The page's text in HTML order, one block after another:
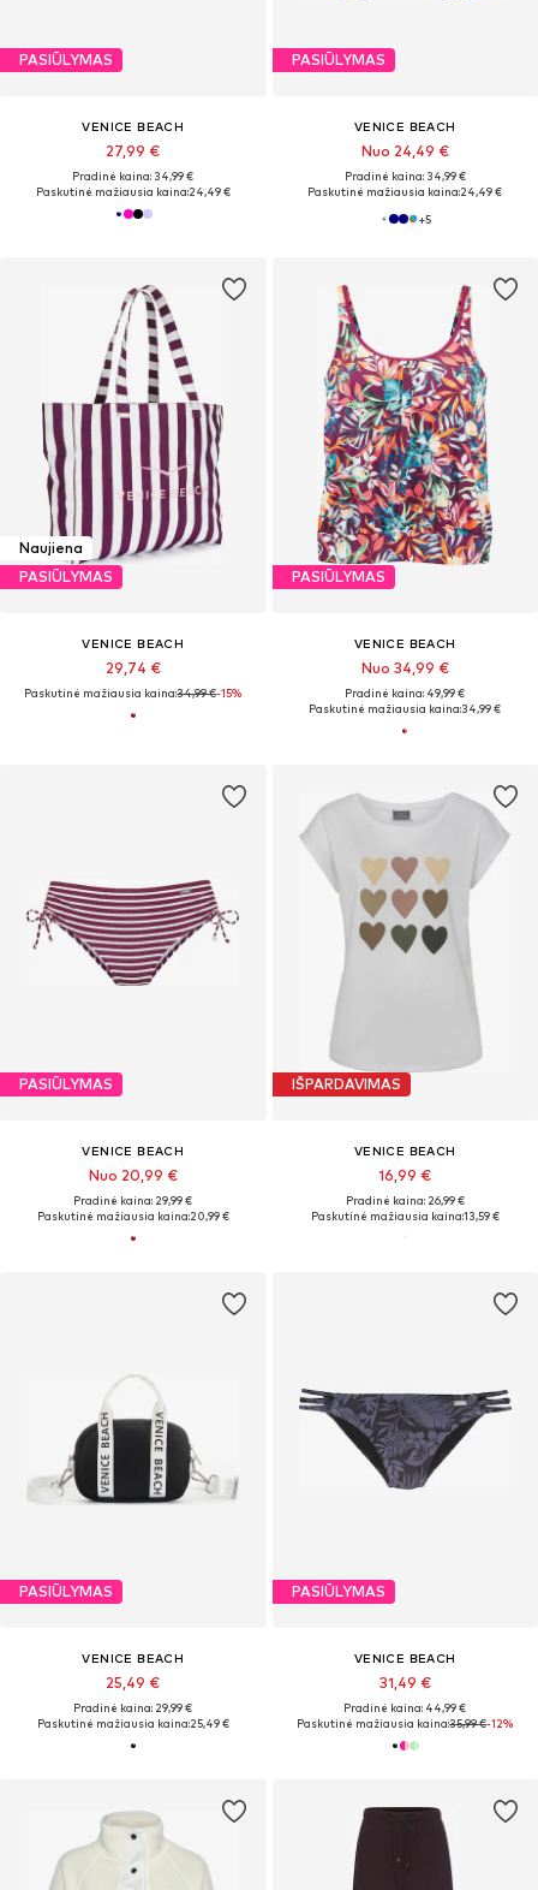
PASIŪLYMAS
VENICE BEACH
27,99 €
Pradinė kaina: 34,99 €
Paskutinė mažiausia kaina:24,49 €
PASIŪLYMAS
VENICE BEACH
Nuo 24,49 €
Pradinė kaina: 34,99 €
Paskutinė mažiausia kaina:24,49 €
+5
Naujiena
PASIŪLYMAS
VENICE BEACH
29,74 €
Paskutinė mažiausia kaina:34,99 €-15%
PASIŪLYMAS
VENICE BEACH
Nuo 34,99 €
Pradinė kaina: 49,99 €
Paskutinė mažiausia kaina:34,99 €
PASIŪLYMAS
VENICE BEACH
Nuo 20,99 €
Pradinė kaina: 29,99 €
Paskutinė mažiausia kaina:20,99 €
IŠPARDAVIMAS
VENICE BEACH
16,99 €
Pradinė kaina: 26,99 €
Paskutinė mažiausia kaina:13,59 €
PASIŪLYMAS
VENICE BEACH
25,49 €
Pradinė kaina: 29,99 €
Paskutinė mažiausia kaina:25,49 €
PASIŪLYMAS
VENICE BEACH
31,49 €
Pradinė kaina: 44,99 €
Paskutinė mažiausia kaina:35,99 €-12%